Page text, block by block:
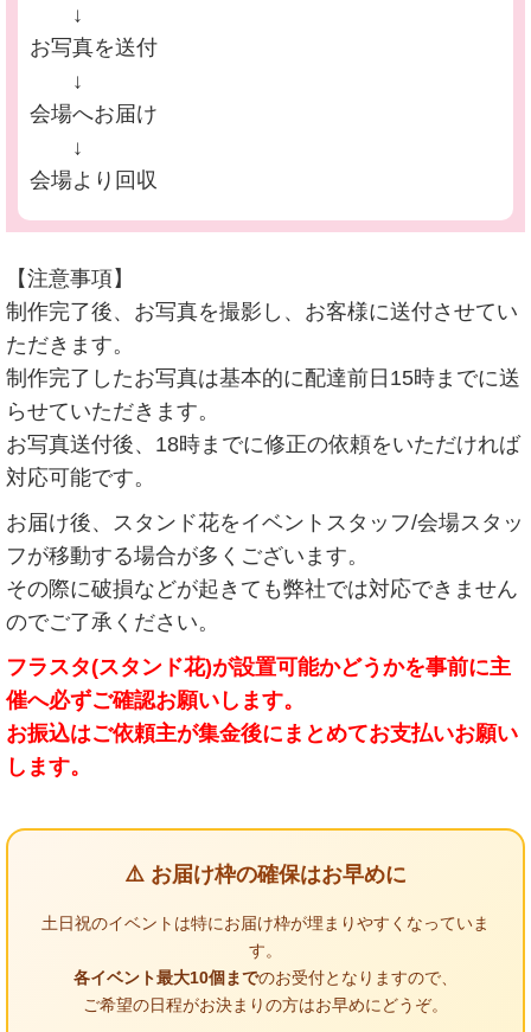
↓
お写真を送付
↓
会場へお届け
↓
会場より回収
【注意事項】
制作完了後、お写真を撮影し、お客様に送付させてい
ただきます。
制作完了したお写真は基本的に配達前日15時までに送
らせていただきます。
お写真送付後、18時までに修正の依頼をいただければ
対応可能です。
お届け後、スタンド花をイベントスタッフ/会場スタッ
フが移動する場合が多くございます。
その際に破損などが起きても弊社では対応できません
のでご了承ください。
フラスタ(スタンド花)が設置可能かどうかを事前に主
催へ必ずご確認お願いします。
お振込はご依頼主が集金後にまとめてお支払いお願い
します。
⚠️ お届け枠の確保はお早めに
土日祝のイベントは特にお届け枠が埋まりやすくなっていま
す。
各イベント最大10個までのお受付となりますので、
ご希望の日程がお決まりの方はお早めにどうぞ。